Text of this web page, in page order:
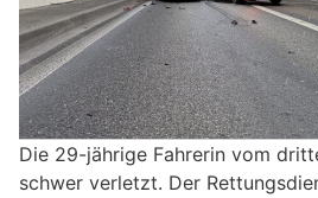
Die 29-jährige Fahrerin vom
schwer verletzt. Der